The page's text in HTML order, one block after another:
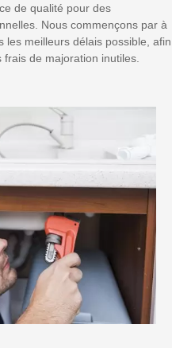
de qualité pour des
Nous commençons par à
les meilleurs délais possible, afin
de majoration inutiles.